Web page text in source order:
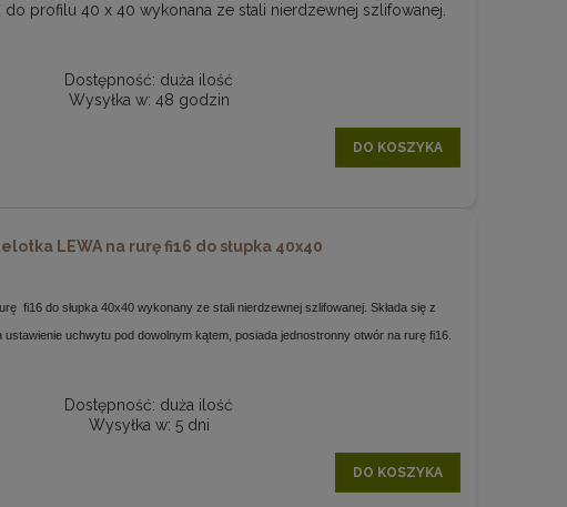
do profilu 40 x 40 wykonana ze stali nierdzewnej szlifowanej.
Dostępność: duża ilość
Wysyłka w: 48 godzin
DO KOSZYKA
LEWA na rurę fi16 do słupka 40x40
fi16 do słupka 40x40 wykonany ze stali nierdzewnej szlifowanej. Składa się z
uchwytu pod dowolnym kątem, posiada jednostronny otwór na rurę fi16.
Dostępność: duża ilość
Wysyłka w: 5 dni
DO KOSZYKA